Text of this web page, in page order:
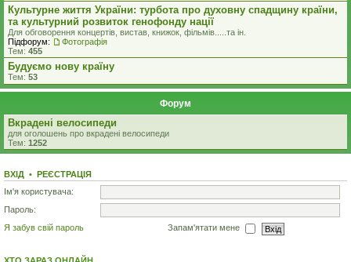
Культурне життя України: турбота про духовну спадщину країни,
та культурний розвиток генофонду нації
Для обговорення концертів, вистав, книжок, фільмів.....та iн.
Підфорум:
Фотографія
Тем: 455
Будуємо нову країну
Тем: 53
Форум
Вкрадені велосипеди
для оголошень про вкрадені велосипеди
Тем: 1252
ВХІД • РЕЄСТРАЦІЯ
Ім'я користувача:
Пароль:
Я забув свій пароль
Запам'ятати мене